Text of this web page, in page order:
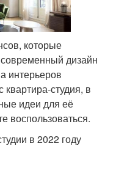
которые
дизайн
интерьеров
студия, в
идеи для её
воспользоваться.
в 2022 году